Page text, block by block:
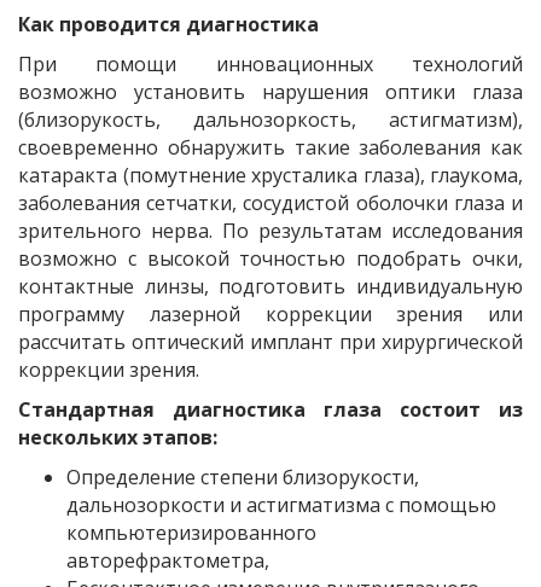
Как проводится диагностика
При помощи инновационных технологий
возможно установить нарушения оптики глаза
(близорукость, дальнозоркость, астигматизм),
своевременно обнаружить такие заболевания как
катаракта (помутнение хрусталика глаза), глаукома,
заболевания сетчатки, сосудистой оболочки глаза и
зрительного нерва. По результатам исследования
возможно с высокой точностью подобрать очки,
контактные линзы, подготовить индивидуальную
программу лазерной коррекции зрения или
рассчитать оптический имплант при хирургической
коррекции зрения.
Стандартная диагностика глаза состоит из
нескольких этапов:
Определение степени близорукости,
дальнозоркости и астигматизма с помощью
компьютеризированного
авторефрактометра,